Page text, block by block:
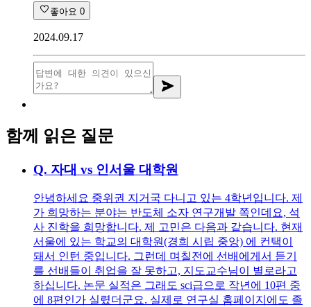
좋아요 0
2024.09.17
함께 읽은 질문
Q. 자대 vs 인서울 대학원
안녕하세요 중위권 지거국 다니고 있는 4학년입니다. 제
가 희망하는 분야는 반도체 소자 연구개발 쪽인데요, 석
사 진학을 희망합니다. 제 고민은 다음과 같습니다. 현재
서울에 있는 학교의 대학원(경희 시립 중앙) 에 컨택이
돼서 인턴 중입니다. 그런데 며칠전에 선배에게서 듣기
를 선배들이 취업을 잘 못하고, 지도교수님이 별로라고
하십니다. 논문 실적은 그래도 sci급으로 작년에 10편 중
에 8편인가 실렸더군요. 실제로 연구실 홈페이지에도 졸